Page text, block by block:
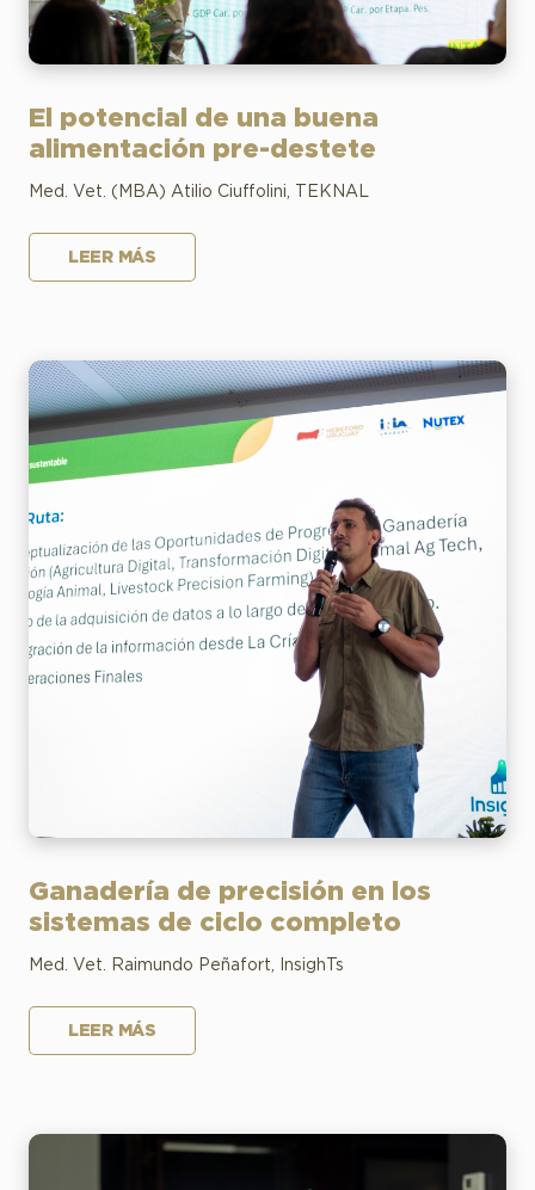
El potencial de una buena
alimentación pre-destete
Med. Vet. (MBA) Atilio Ciuffolini, TEKNAL
LEER MÁS
Ganadería de precisión en los
sistemas de ciclo completo
Med. Vet. Raimundo Peñafort, InsighTs
LEER MÁS